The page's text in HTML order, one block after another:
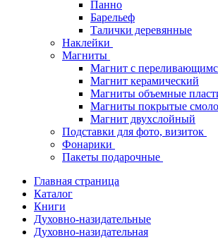
Панно
Барельеф
Талички деревянные
Наклейки
Магниты
Магнит с
Магнит керамический
Магниты объемные
Магниты покрытые
Магнит двухслойный
Подставки для фото, визиток
Фонарики
Пакеты подарочные
Главная страница
Каталог
Книги
Духовно-назидательные
Духовно-назидательная